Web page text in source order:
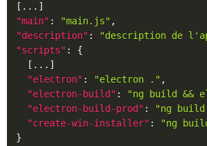
[ ... ]
"main" : "main.js" ,
"description" : "description de
"scripts" :
{
[ ... ]
"electron" : "electron ." ,
"electron-build" : "ng build &&
"electron-build-prod" :
"ng
"create-win-installer" :
"ng
}